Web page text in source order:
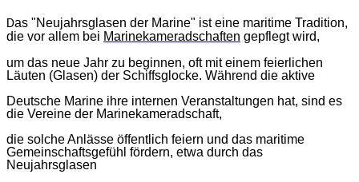
Das "Neujahrsglasen der Marine" ist eine maritime Tradition,
die vor allem bei Marinekameradschaften gepflegt wird,
um das neue Jahr zu beginnen, oft mit einem feierlichen
Läuten (Glasen) der Schiffsglocke. Während die aktive
Deutsche Marine ihre internen Veranstaltungen hat, sind es
die Vereine der Marinekameradschaft,
die solche Anlässe öffentlich feiern und das maritime
Gemeinschaftsgefühl fördern, etwa durch das
Neujahrsglasen